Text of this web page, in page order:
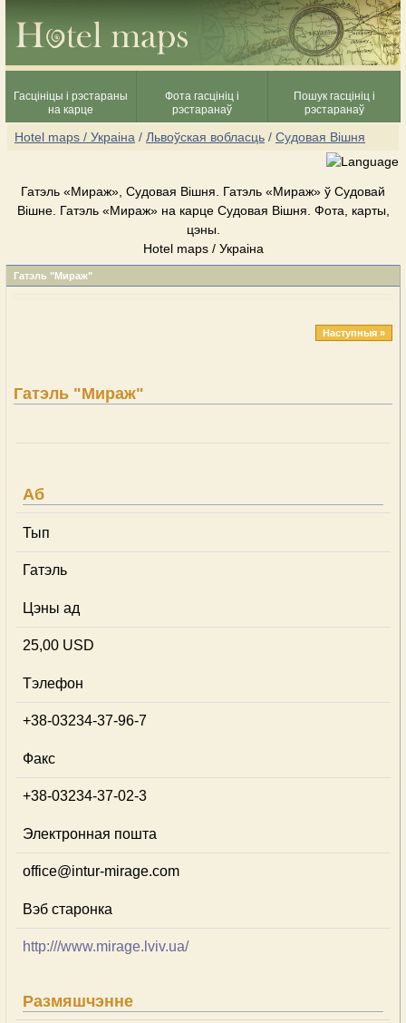
Гасцініцы і рэстараны
на карце
Фота гасцініц і
рэстаранаў
Пошук гасцініц і
рэстаранаў
Hotel maps / Украіна / Львоўская вобласць / Судовая Вішня
Гатэль «Мираж», Судовая Вішня. Гатэль «Мираж» ў Судовай
Вішне. Гатэль «Мираж» на карце Судовая Вішня. Фота, карты,
цэны.
Hotel maps / Украіна
Гатэль "Мираж"
Наступныя »
Гатэль "Мираж"
Аб
Тып
Гатэль
Цэны ад
25,00 USD
Тэлефон
+38-03234-37-96-7
Факс
+38-03234-37-02-3
Электронная пошта
office@intur-mirage.com
Вэб старонка
http:///www.mirage.lviv.ua/
Размяшчэнне